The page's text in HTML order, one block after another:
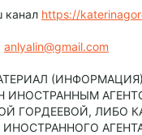
канал https://
anlyalin@gmail.com
ИНОСТРАННЫМ
ГОРДЕЕВОЙ, ЛИБО